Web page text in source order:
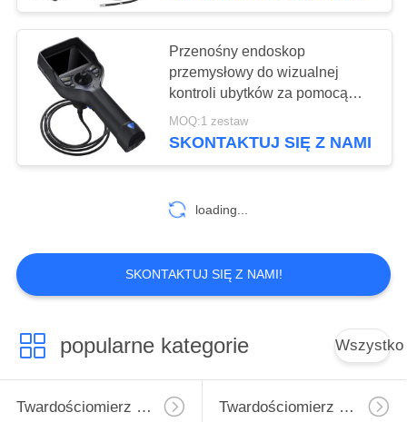
Metalograficzna
prasa montażowa
Centrifugator
laboratoryjny
28
Przenośny endoskop
przemysłowy do wizualnej
kontroli ubytków za pomocą
kamery megapikselowej
MOQ:1 zestaw
SKONTAKTUJ SIĘ Z NAMI
loading...
SKONTAKTUJ SIĘ Z NAMI!
popularne kategorie Wszystko
Twardościomierz Micro Vickers Twardościomierz Vickersa